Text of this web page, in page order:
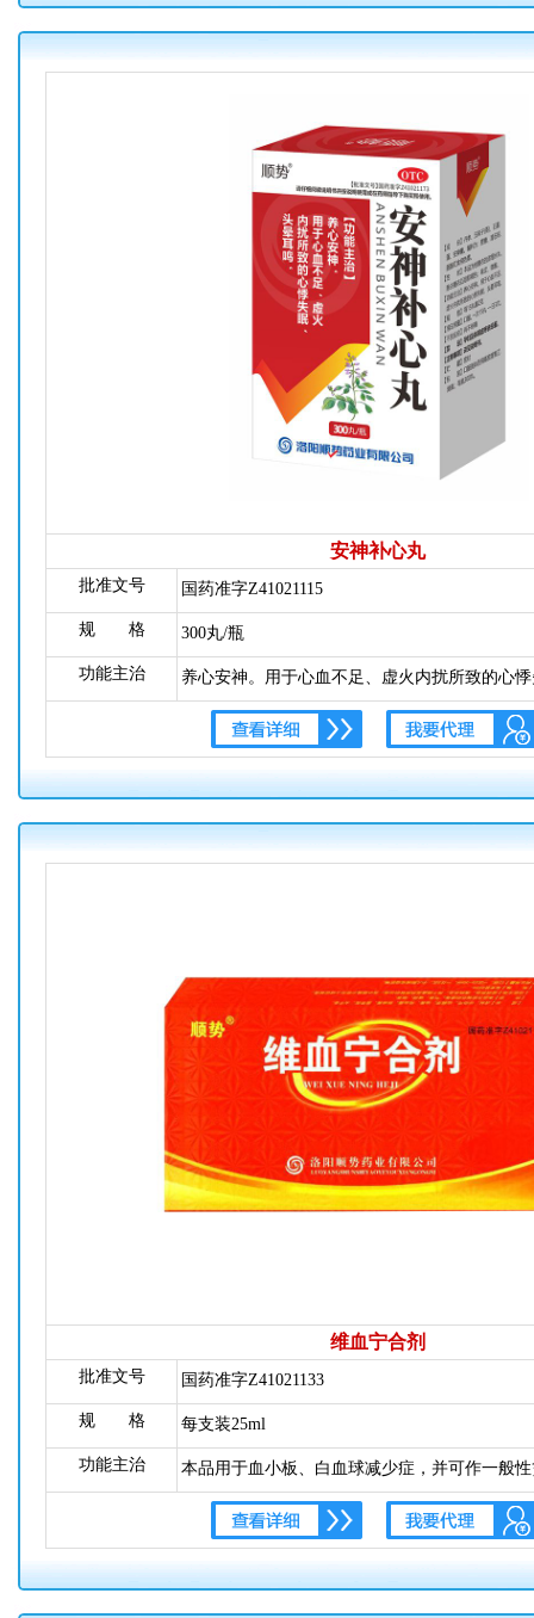
安神补心丸
批准文号 国药准字Z41021115
规 格 300丸/瓶
功能主治 养心安神。用于心血不足、虚火内扰所致的心
维血宁合剂
批准文号 国药准字Z41021133
规 格 每支装25ml
功能主治 本品用于血小板、白血球减少症，并可作一般